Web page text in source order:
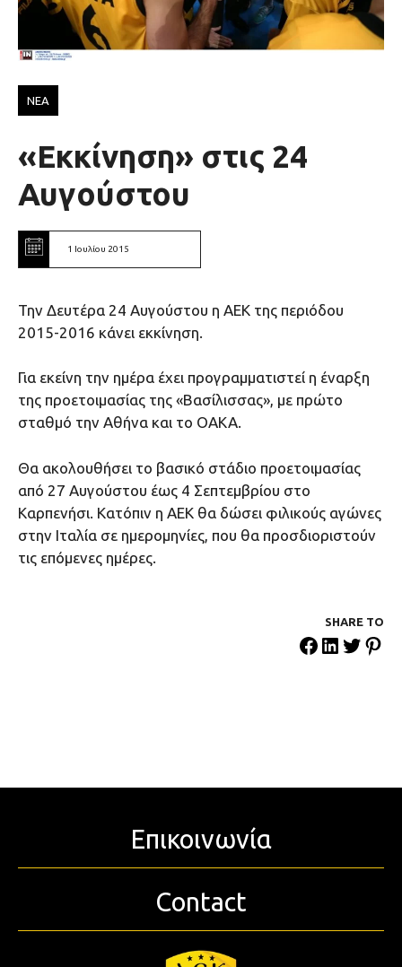
ΝΕΑ
«Εκκίνηση» στις 24
Αυγούστου
1 Ιουλίου 2015
Την Δευτέρα 24 Αυγούστου η ΑΕΚ της περιόδου
2015-2016 κάνει εκκίνηση.
Για εκείνη την ημέρα έχει προγραμματιστεί η έναρξη
της προετοιμασίας της «Βασίλισσας», με πρώτο
σταθμό την Αθήνα και το ΟΑΚΑ.
Θα ακολουθήσει το βασικό στάδιο προετοιμασίας
από 27 Αυγούστου έως 4 Σεπτεμβρίου στο
Καρπενήσι. Κατόπιν η ΑΕΚ θα δώσει φιλικούς αγώνες
στην Ιταλία σε ημερομηνίες, που θα προσδιοριστούν
τις επόμενες ημέρες.
SHARE ΤΟ
Επικοινωνία
Contact